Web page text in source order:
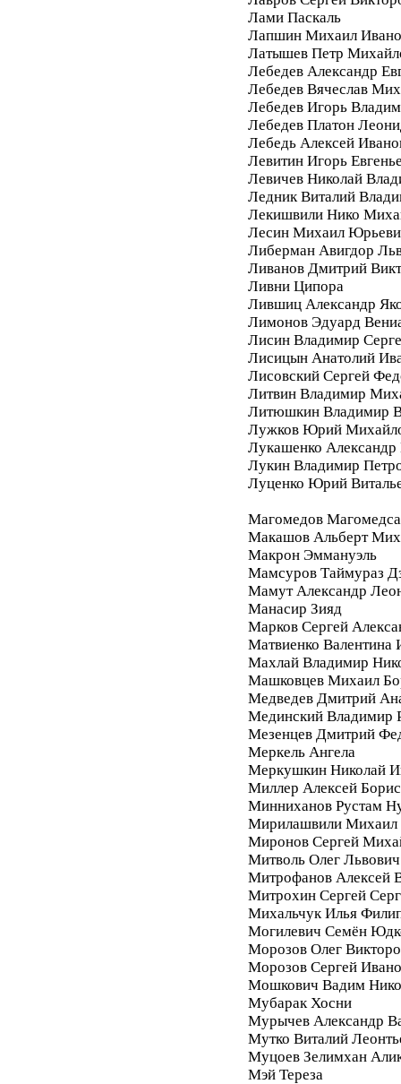
Лами Паскаль
Лапшин Михаил
Латышев Петр
Лебедев Александр
Лебедев Вячеслав
Лебедев Игорь
Лебедев Платон
Лебедь Алексей
Левитин Игорь
Левичев Николай
Ледник Виталий
Лекишвили Нико
Лесин Михаил
Либерман Авигдор
Ливанов Дмитрий
Ливни Ципора
Лившиц Александр
Лимонов Эдуард
Лисин Владимир
Лисицын Анатолий
Лисовский Сергей
Литвин Владимир
Литюшкин Владимир
Лужков Юрий
Лукашенко Александр
Лукин Владимир
Луценко Юрий
Магомедов
Макашов Альберт
Макрон Эммануэль
Мамсуров Таймураз
Мамут Александр
Манасир Зияд
Марков Сергей
Матвиенко Валентина
Махлай Владимир
Машковцев Михаил
Медведев Дмитрий
Мединский Владимир
Мезенцев Дмитрий
Меркель Ангела
Меркушкин Николай
Миллер Алексей
Минниханов Рустам
Мирилашвили Михаил
Миронов Сергей
Митволь Олег Львович
Митрофанов Алексей
Митрохин Сергей
Михальчук Илья
Могилевич Семён
Морозов Олег
Морозов Сергей
Мошкович Вадим
Мубарак Хосни
Мурычев Александр
Мутко Виталий
Муцоев Зелимхан
Мэй Тереза